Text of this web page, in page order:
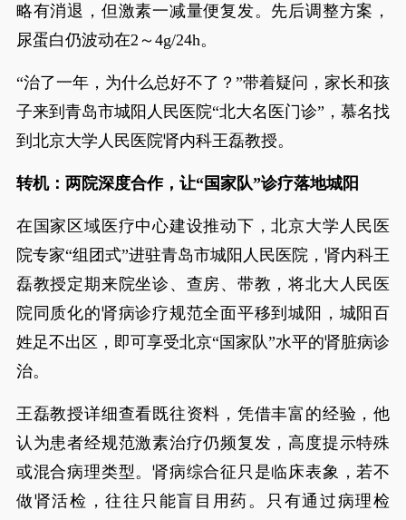
略有消退，但激素一减量便复发。先后调整方案，
尿蛋白仍波动在2～4g/24h。
“治了一年，为什么总好不了？”带着疑问，家长和孩
子来到青岛市城阳人民医院“北大名医门诊”，慕名找
到北京大学人民医院肾内科王磊教授。
转机：两院深度合作，让“国家队”诊疗落地城阳
在国家区域医疗中心建设推动下，北京大学人民医
院专家“组团式”进驻青岛市城阳人民医院，肾内科王
磊教授定期来院坐诊、查房、带教，将北大人民医
院同质化的肾病诊疗规范全面平移到城阳，城阳百
姓足不出区，即可享受北京“国家队”水平的肾脏病诊
治。
王磊教授详细查看既往资料，凭借丰富的经验，他
认为患者经规范激素治疗仍频复发，高度提示特殊
或混合病理类型。肾病综合征只是临床表象，若不
做肾活检，往往只能盲目用药。只有通过病理检